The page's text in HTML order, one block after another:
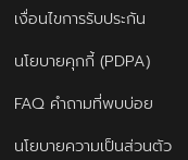
เงื่อนไขการรับประกัน
นโยบายคุกกี้ (PDPA)
FAQ คำถามที่พบบ่อย
นโยบายความเป็นส่วนตัว